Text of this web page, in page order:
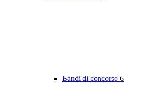
Bandi di concorso 6